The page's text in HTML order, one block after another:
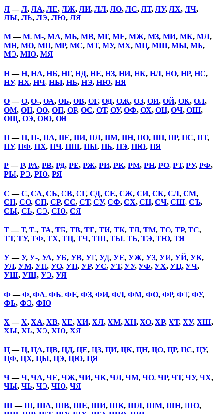
Л—Л, ЛА, ЛЕ, ЛЖ, ЛИ, ЛЛ, ЛО, ЛС, ЛТ, ЛУ, ЛХ, ЛЧ,
ЛЫ, ЛЬ, ЛЭ, ЛЮ, ЛЯ
М—М, М-, МА, МБ, МВ, МГ, МЕ, МЖ, МЗ, МИ, МК, МЛ,
МН, МО, МП, МР, МС, МТ, МУ, МХ, МЦ, МШ, МЫ, МЬ,
МЭ, МЮ, МЯ
Н—Н, НА, НБ, НГ, НД, НЕ, НЗ, НИ, НК, НЛ, НО, НР, НС,
НУ, НХ, НЧ, НЫ, НЬ, НЭ, НЮ, НЯ
О—О, О-, ОА, ОБ, ОВ, ОГ, ОД, ОЖ, ОЗ, ОИ, ОЙ, ОК, ОЛ,
ОМ, ОН, ОО, ОП, ОР, ОС, ОТ, ОУ, ОФ, ОХ, ОЦ, ОЧ, ОШ,
ОЩ, ОЭ, ОЮ, ОЯ
П—П, П-, ПА, ПЕ, ПИ, ПЛ, ПМ, ПН, ПО, ПП, ПР, ПС, ПТ,
ПУ, ПФ, ПХ, ПЧ, ПШ, ПЫ, ПЬ, ПЭ, ПЮ, ПЯ
Р—Р, РА, РВ, РД, РЕ, РЖ, РИ, РК, РМ, РН, РО, РТ, РУ, РФ,
РЫ, РЭ, РЮ, РЯ
С —С, СА, СБ, СВ, СГ, СД, СЕ, СЖ, СИ, СК, СЛ, СМ,
СН, СО, СП, СР, СС, СТ, СУ, СФ, СХ, СЦ, СЧ, СШ, СЪ,
СЫ, СЬ, СЭ, СЮ, СЯ
Т—Т, Т-, ТА, ТБ, ТВ, ТЕ, ТИ, ТК, ТЛ, ТМ, ТО, ТР, ТС,
ТТ, ТУ, ТФ, ТХ, ТЦ, ТЧ, ТШ, ТЫ, ТЬ, ТЭ, ТЮ, ТЯ
У—У, У-, УА, УБ, УВ, УГ, УД, УЕ, УЖ, УЗ, УИ, УЙ, УК,
УЛ, УМ, УН, УО, УП, УР, УС, УТ, УУ, УФ, УХ, УЦ, УЧ,
УШ, УЩ, УЭ, УЯ
Ф —Ф, ФА, ФБ, ФЕ, ФЗ, ФИ, ФЛ, ФМ, ФО, ФР, ФТ, ФУ,
ФЬ, ФЭ, ФЮ
Х —Х, ХА, ХВ, ХЕ, ХИ, ХЛ, ХМ, ХН, ХО, ХР, ХТ, ХУ, ХШ,
ХЫ, ХЬ, ХЭ, ХЮ, ХЯ
Ц—Ц, ЦА, ЦВ, ЦД, ЦЕ, ЦЗ, ЦИ, ЦК, ЦН, ЦО, ЦР, ЦС, ЦУ,
ЦФ, ЦХ, ЦЫ, ЦЭ, ЦЮ, ЦЯ
Ч—Ч, ЧА, ЧЕ, ЧЖ, ЧИ, ЧК, ЧЛ, ЧМ, ЧО, ЧР, ЧТ, ЧУ, ЧХ,
ЧЫ, ЧЬ, ЧЭ, ЧЮ, ЧЯ
Ш—Ш, ША, ШВ, ШЕ, ШИ, ШК, ШЛ, ШМ, ШН, ШО,